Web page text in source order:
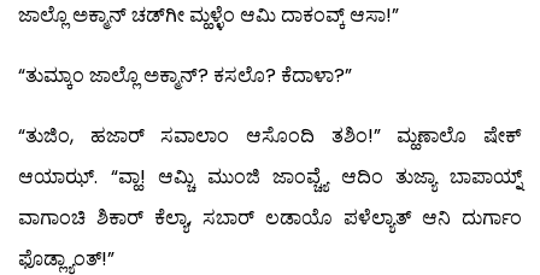
ಜಾಲ್ಲೊ ಅಕ್ಮಾನ್ ಚಡ್‍ಗೀ ಮ್ಹಳ್ಳೆಂ ಆಮಿ ದಾಕಂವ್ಕ್ ಆಸಾ!”
“ತುಮ್ಕಾಂ ಜಾಲ್ಲೊ ಅಕ್ಮಾನ್? ಕಸಲೊ? ಕೆದಾಳಾ?”
“ತುಜಿಂ, ಹಜಾರ್ ಸವಾಲಾಂ ಆಸೊಂದಿ ತಶಿಂ!” ಮ್ಹಣಾಲೊ ಷೇಕ್
ಆಯಾಝ್. “ವ್ಹಾ! ಆಮ್ಚಿ ಮುಂಜಿ ಜಾಂವ್ಚ್ಯೆ ಆದಿಂ ತುಜ್ಯಾ ಬಾಪಾಯ್ನ್
ವಾಗಾಂಚಿ ಶಿಕಾರ್ ಕೆಲ್ಯಾ, ಸಬಾರ್ ಲಡಾಯೊ ಪಳೆಲ್ಯಾತ್ ಆನಿ ದುರ್ಗಾಂ
ಫೊಡ್ಲ್ಯಾಂತ್!”